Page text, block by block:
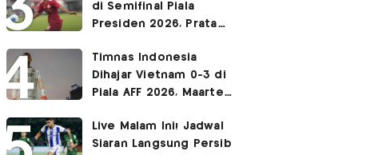
di Semifinal Piala
Presiden 2026, Pratama
Butuh Waktu
Timnas Indonesia
Dihajar Vietnam 0-3 di
Piala AFF 2026, Maarten
Tetap Beri Dukungan
Live Malam Ini! Jadwal
Siaran Langsung Persib